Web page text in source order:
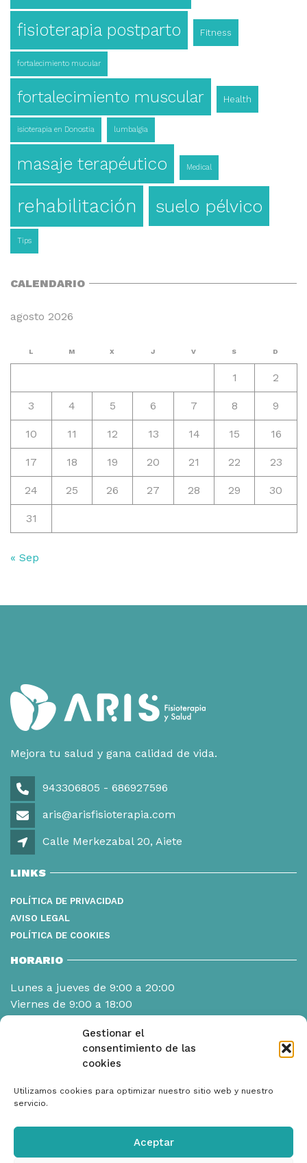
Gestionar el
consentimiento de las
cookies
Utilizamos cookies para optimizar nuestro sitio web y nuestro
servicio.
Aceptar
fisioterapia postparto Fitness
fortalecimiento mucular
fortalecimiento muscular Health
isioterapia en Donostia lumbalgia
masaje terapéutico Medical
rehabilitación suelo pélvico
Tips
CALENDARIO
agosto 2026
L M X J V S D
1 2
3 4 5 6 7 8 9
10 11 12 13 14 15 16
17 18 19 20 21 22 23
24 25 26 27 28 29 30
31
« Sep
Mejora tu salud y gana calidad de vida.
943306805 - 686927596
aris@arisfisioterapia.com
Calle Merkezabal 20, Aiete
LINKS
POLÍTICA DE PRIVACIDAD
AVISO LEGAL
POLÍTICA DE COOKIES
HORARIO
Lunes a jueves de 9:00 a 20:00
Viernes de 9:00 a 18:00